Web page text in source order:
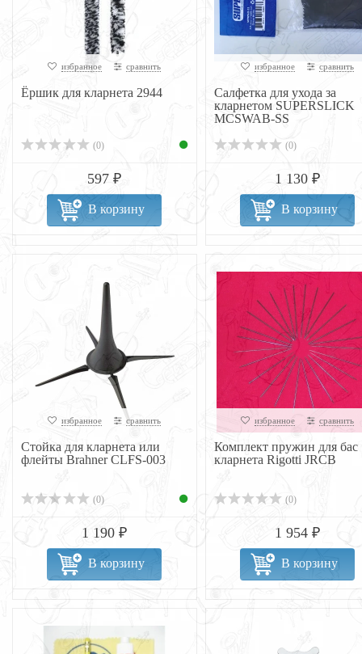
избранное сравнить
Ёршик для кларнета 2944
(0)
597 ₽
В корзину
избранное сравнить
Cалфетка для ухода за
кларнетом SUPERSLICK
MCSWAB-SS
(0)
1 130 ₽
В корзину
избранное сравнить
Стойка для кларнета или
флейты Brahner CLFS-003
(0)
1 190 ₽
В корзину
избранное сравнить
Комплект пружин для бас
кларнета Rigotti JRCB
(0)
1 954 ₽
В корзину